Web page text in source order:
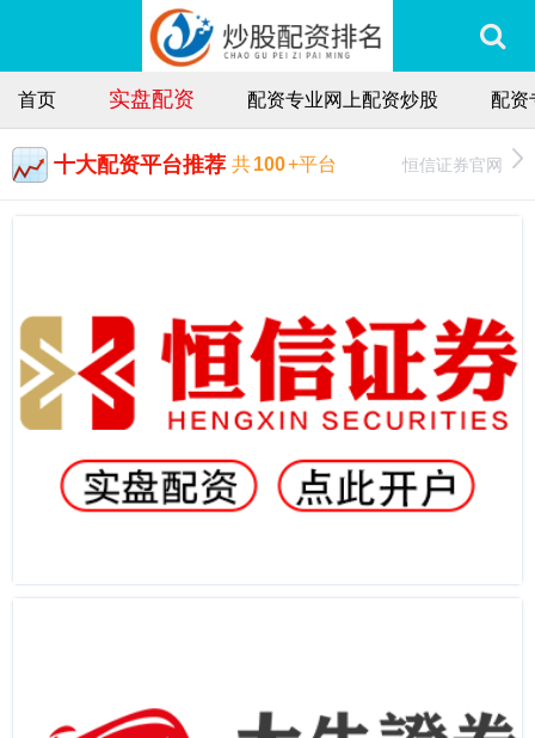
首页 实盘配资 配资专业网上配资炒股 配资
十大配资平台推荐 共100+平台 恒信证券官网